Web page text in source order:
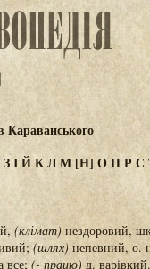
Караванського
ЗІЙКЛМ [Н] ОПР С
(клімат) нездоровий,
(шлях) непевний, о.
все; (- працю) д. варівкий.